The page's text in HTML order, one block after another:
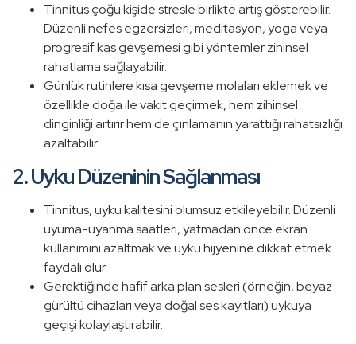
Tinnitus çoğu kişide stresle birlikte artış gösterebilir.
Düzenli nefes egzersizleri, meditasyon, yoga veya
progresif kas gevşemesi gibi yöntemler zihinsel
rahatlama sağlayabilir.
Günlük rutinlere kısa gevşeme molaları eklemek ve
özellikle doğa ile vakit geçirmek, hem zihinsel
dinginliği artırır hem de çınlamanın yarattığı rahatsızlığı
azaltabilir.
2. Uyku Düzeninin Sağlanması
Tinnitus, uyku kalitesini olumsuz etkileyebilir. Düzenli
uyuma-uyanma saatleri, yatmadan önce ekran
kullanımını azaltmak ve uyku hijyenine dikkat etmek
faydalı olur.
Gerektiğinde hafif arka plan sesleri (örneğin, beyaz
gürültü cihazları veya doğal ses kayıtları) uykuya
geçişi kolaylaştırabilir.